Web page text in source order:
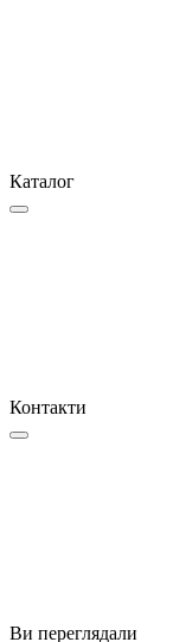
Каталог
Контакти
Ви переглядали